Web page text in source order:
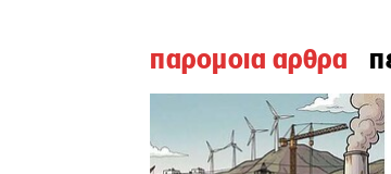
παρομοια αρθρα